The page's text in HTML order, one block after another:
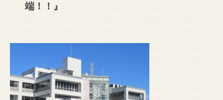
端！！』